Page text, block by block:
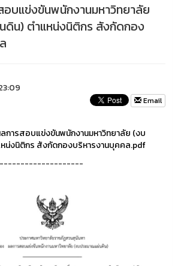
อบแข่งขันพนักงานมหาวิทยาลัย
ดิน) ตำแหน่งนิติกร สังกัดกอง
Email
การสอบแข่งขันพนักงานมหาวิทยาลัย (งบ
น่งนิติกร สังกัดกองบริหารงานบุคคล.pdf